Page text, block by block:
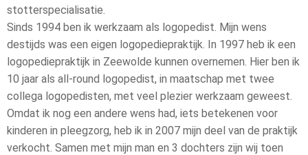
stotterspecialisatie.
Sinds 1994 ben ik werkzaam als logopedist. Mijn wens
destijds was een eigen logopediepraktijk. In 1997 heb ik een
logopediepraktijk in Zeewolde kunnen overnemen. Hier ben ik
10 jaar als all-round logopedist, in maatschap met twee
collega logopedisten, met veel plezier werkzaam geweest.
Omdat ik nog een andere wens had, iets betekenen voor
kinderen in pleegzorg, heb ik in 2007 mijn deel van de praktijk
verkocht. Samen met mijn man en 3 dochters zijn wij toen